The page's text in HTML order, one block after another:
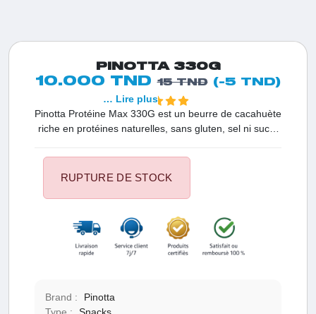
PINOTTA 330G
10.000 TND 15 TND (-5 TND)
Pinotta Protéine Max 330G est un beurre de cacahuète
riche en protéines naturelles, sans gluten, sel ni sucre
16g de glucides et 49g de lipides, ainsi qu'une gamme
étendue de vitamines et minéraux essentiels pour une
… Lire plus
RUPTURE DE STOCK
Brand :
Pinotta